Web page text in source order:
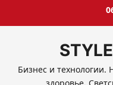
Бизнес и технологии.